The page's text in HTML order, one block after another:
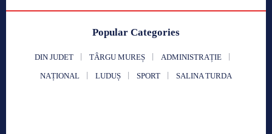
Popular Categories
DIN JUDET TÂRGU MUREȘ ADMINISTRAȚIE
NAȚIONAL LUDUȘ SPORT SALINA TURDA